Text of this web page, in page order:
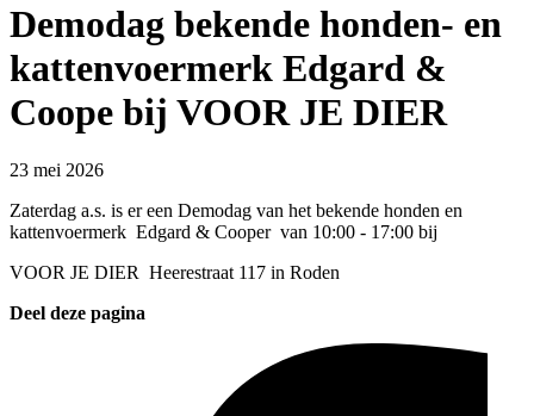
Demodag bekende honden- en
kattenvoermerk Edgard &
Coope bij VOOR JE DIER
23 mei 2026
Zaterdag a.s. is er een Demodag van het bekende honden en
kattenvoermerk Edgard & Cooper van 10:00 - 17:00 bij
VOOR JE DIER Heerestraat 117 in Roden
Deel deze pagina